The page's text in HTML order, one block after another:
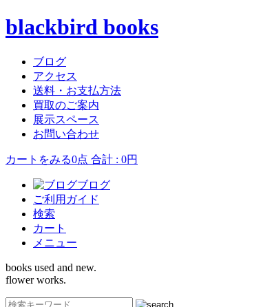
blackbird books
ブログ
アクセス
送料・お支払方法
買取のご案内
展示スペース
お問い合わせ
カートをみる0点 合計 : 0円
ブログ
ご利用ガイド
検索
カート
メニュー
books used and new.
flower works.